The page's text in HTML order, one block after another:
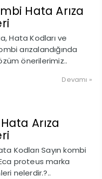
Hata Arıza
Hata Kodları ve
arızalandığında
önerilerimiz..
Devamı »
Arıza
Kodları Sayın kombi
proteus marka
nelerdir.?..